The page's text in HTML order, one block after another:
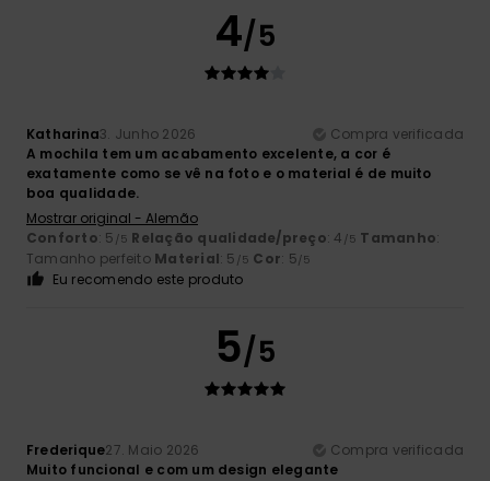
4/5
Katharina3. Junho 2026
Compra verificada
A mochila tem um acabamento excelente, a cor é
exatamente como se vê na foto e o material é de muito
boa qualidade.
Mostrar original - Alemão
Conforto: 5 /5 Relação qualidade/preço: 4 /5 Tamanho:
Tamanho perfeito Material: 5 /5 Cor: 5/5
Eu recomendo este produto
5/5
Frederique27. Maio 2026
Compra verificada
Muito funcional e com um design elegante